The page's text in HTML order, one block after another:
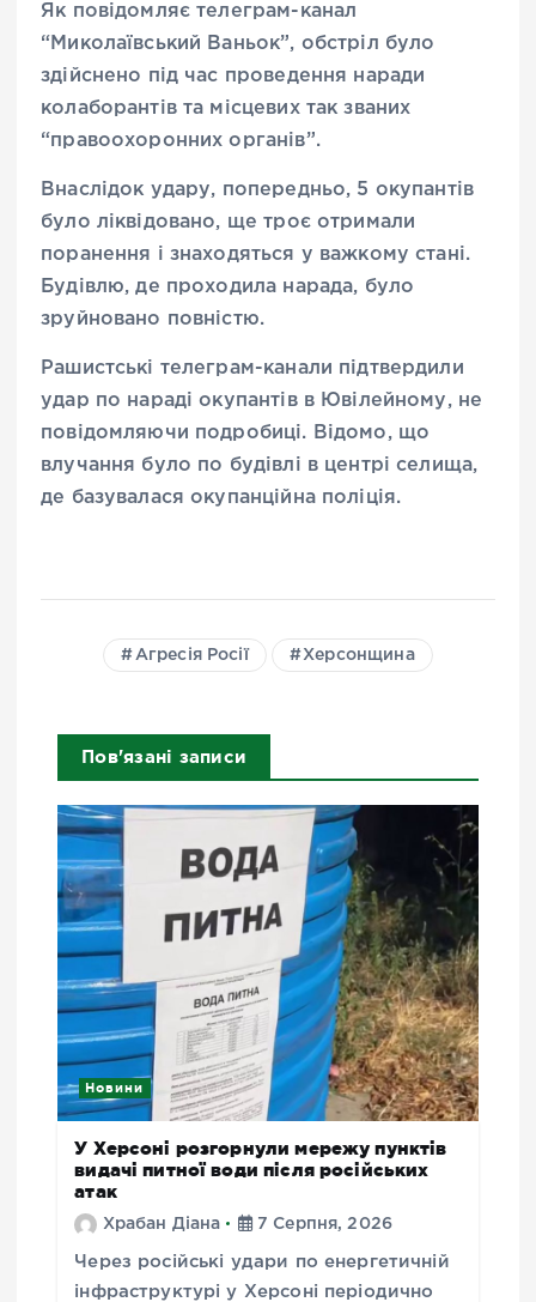
Як повідомляє телеграм-канал
“Миколаївський Ваньок”, обстріл було
здійснено під час проведення наради
колаборантів та місцевих так званих
“правоохоронних органів”.
Внаслідок удару, попередньо, 5 окупантів
було ліквідовано, ще троє отримали
поранення і знаходяться у важкому стані.
Будівлю, де проходила нарада, було
зруйновано повністю.
Рашистські телеграм-канали підтвердили
удар по нараді окупантів в Ювілейному, не
повідомляючи подробиці. Відомо, що
влучання було по будівлі в центрі селища,
де базувалася окупанційна поліція.
Агресія Росії Херсонщина
Пов'язані записи
Новини
У Херсоні розгорнули мережу пунктів
видачі питної води після російських
атак
Храбан Діана 7 Серпня, 2026
Через російські удари по енергетичній
інфраструктурі у Херсоні періодично